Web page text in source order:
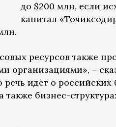
до $200 млн, если
капитал
ресурсов также
организациями», –
речь идет о
бизнес-